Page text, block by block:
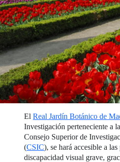
ElReal Jardín Botánico de
Investigación perteneciente a
Consejo Superior de
(CSIC), se hará accesible a
discapacidad visual grave,